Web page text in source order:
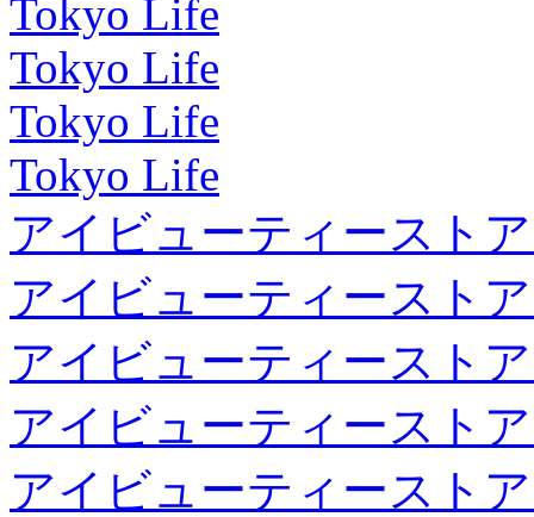
Tokyo Life
Tokyo Life
Tokyo Life
Tokyo Life
アイビューティースト
アイビューティースト
アイビューティースト
アイビューティースト
アイビューティースト